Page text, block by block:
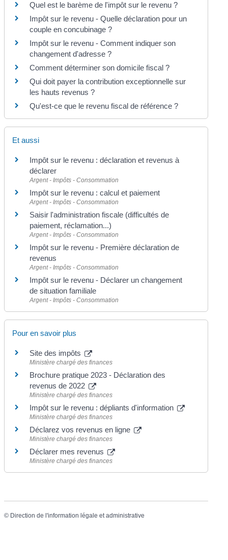
Quel est le barème de l'impôt sur le revenu ?
Impôt sur le revenu - Quelle déclaration pour un
couple en concubinage ?
Impôt sur le revenu - Comment indiquer son
changement d'adresse ?
Comment déterminer son domicile fiscal ?
Qui doit payer la contribution exceptionnelle sur
les hauts revenus ?
Qu'est-ce que le revenu fiscal de référence ?
Et aussi
Impôt sur le revenu : déclaration et revenus à
déclarer
Argent - Impôts - Consommation
Impôt sur le revenu : calcul et paiement
Argent - Impôts - Consommation
Saisir l'administration fiscale (difficultés de
paiement, réclamation...)
Argent - Impôts - Consommation
Impôt sur le revenu - Première déclaration de
revenus
Argent - Impôts - Consommation
Impôt sur le revenu - Déclarer un changement
de situation familiale
Argent - Impôts - Consommation
Pour en savoir plus
Site des impôts
Ministère chargé des finances
Brochure pratique 2023 - Déclaration des
revenus de 2022
Ministère chargé des finances
Impôt sur le revenu : dépliants d'information
Ministère chargé des finances
Déclarez vos revenus en ligne
Ministère chargé des finances
Déclarer mes revenus
Ministère chargé des finances
© Direction de l'information légale et administrative